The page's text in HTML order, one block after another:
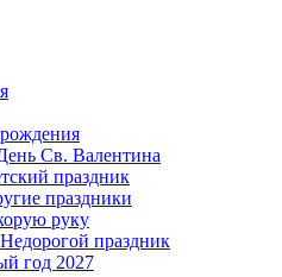
Св. Валентина
праздник
праздники
руку
Недорогой праздник
год 2027